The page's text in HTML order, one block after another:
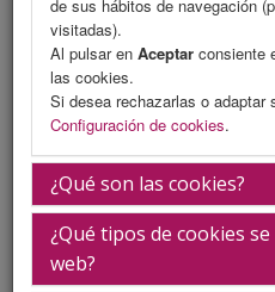
de sus hábitos de navegación
visitadas).
Al pulsar en Aceptar consiente
las cookies.
Si desea rechazarlas o adaptar
Configuración de cookies.
¿Qué son las cookies?
¿Qué tipos de cookies
web?
Programa Científico
Programa Científico (PDF)
Cronograma Programa Científico
Normativa comunicaciones
Envío de comunicaciones
Descargar normativa